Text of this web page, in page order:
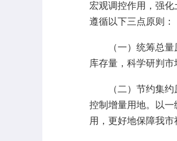
宏观调控作用，强
遵循以下三点原则：
（一）统筹总量原
库存量，科学研判
（二）节约集约原
控制增量用地。以
用，更好地保障我市